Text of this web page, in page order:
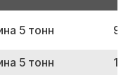
5 тонн
5 тонн